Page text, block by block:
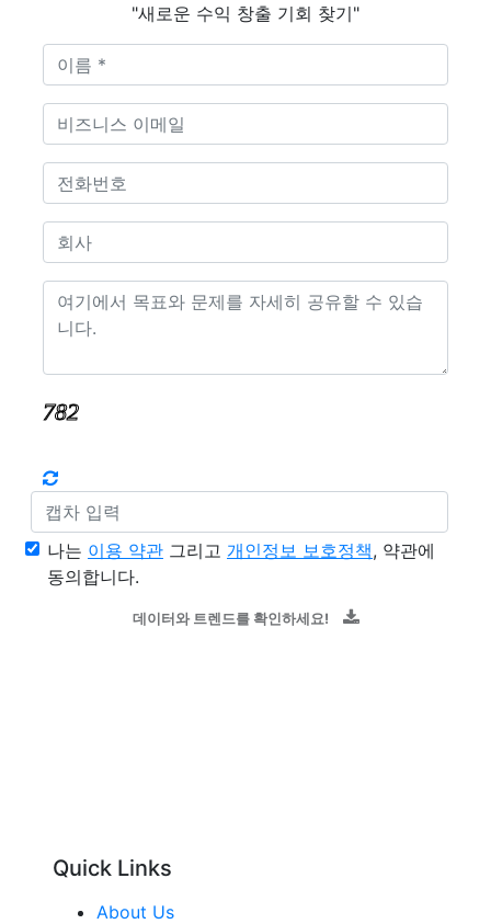
"새로운 수익 창출 기회 찾기"
나는 이용 약관 그리고 개인정보 보호정책, 약관에
동의합니다.
데이터와 트렌드를 확인하세요!
Quick Links
About Us